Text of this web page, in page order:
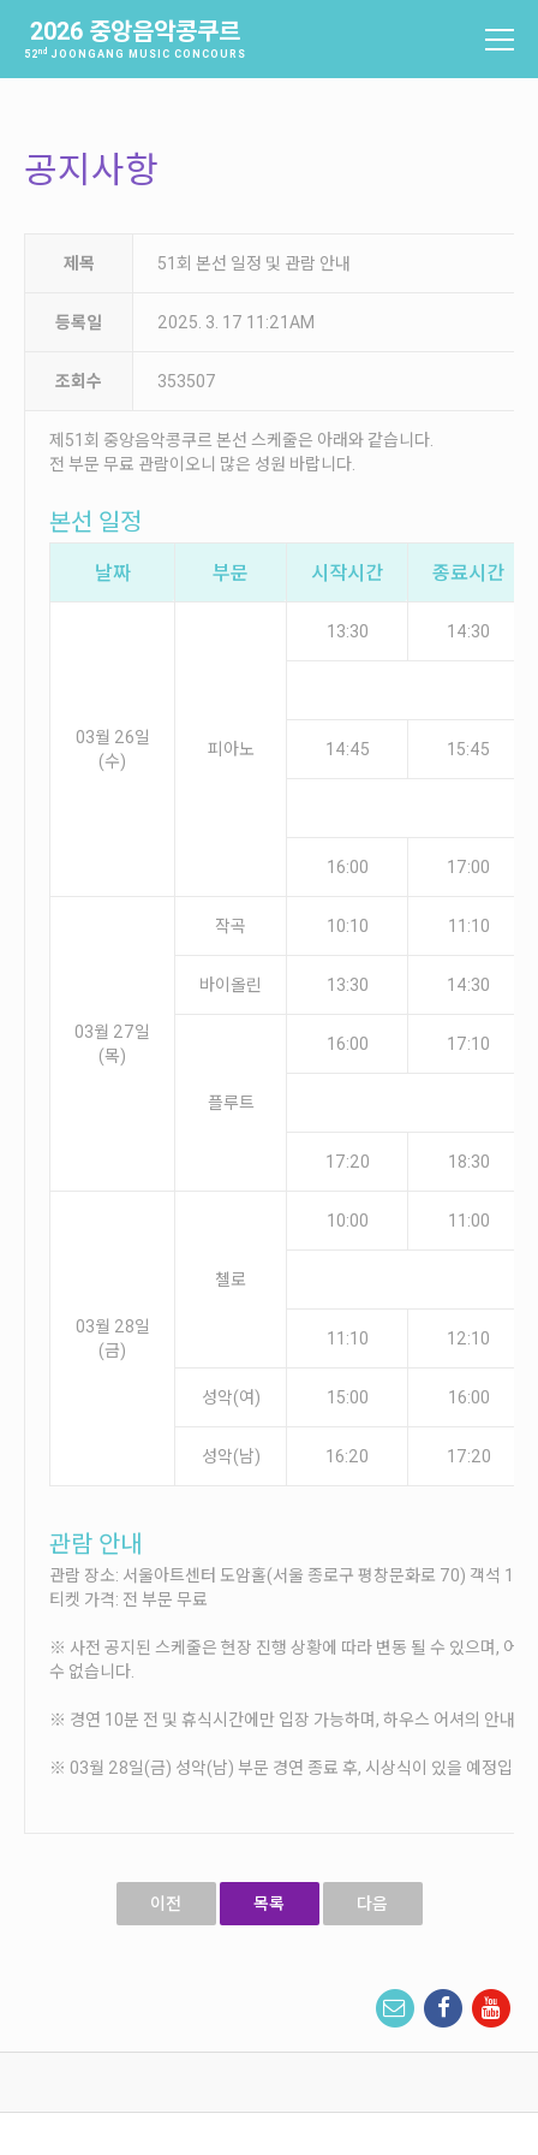
2026 중앙음악콩쿠르
52nd JOONGANG MUSIC CONCOURS
소개
역사
역대수상자
과제곡 및 요강
참가신청 및 확인
참가신청확인
공지사항
공지사항
제목 51회 본선 일정 및 관람 안내
등록일 2025. 3. 17 11:21AM
조회수 353507
제51회 중앙음악콩쿠르 본선 스케줄은 아래와 같습니다.
전 부문 무료 관람이오니 많은 성원 바랍니다.
본선 일정
날짜 부문 시작시간 종료시간
03월 26일
(수)
피아노
13:30 14:30
14:45 15:45
16:00 17:00
03월 27일
(목)
작곡 10:10 11:10
바이올린 13:30 14:30
플루트
16:00 17:10
17:20 18:30
03월 28일
(금)
첼로
10:00 11:00
11:10 12:10
성악(여) 15:00 16:00
성악(남) 16:20 17:20
관람 안내
관람 장소: 서울아트센터 도암홀(서울 종로구 평창문화로 70) 객석 1층
티켓 가격: 전 부문 무료
※ 사전 공지된 스케줄은 현장 진행 상황에 따라 변동 될 수 있으며, 어
수 없습니다.
※ 경연 10분 전 및 휴식시간에만 입장 가능하며, 하우스 어셔의 안내를
※ 03월 28일(금) 성악(남) 부문 경연 종료 후, 시상식이 있을 예정입니
이전 목록 다음